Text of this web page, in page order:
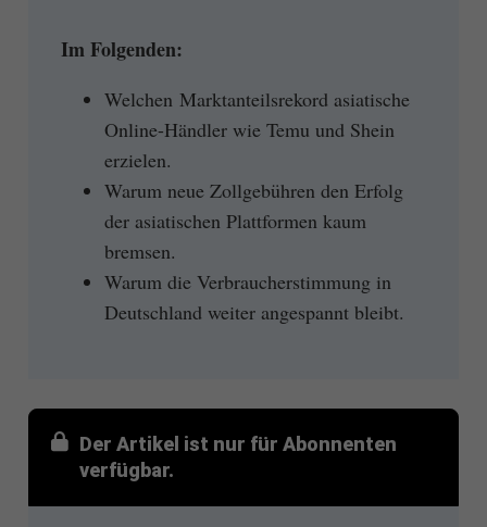
Im Folgenden:
Welchen Marktanteilsrekord asiatische
Online-Händler wie Temu und Shein
erzielen.
Warum neue Zollgebühren den Erfolg
der asiatischen Plattformen kaum
bremsen.
Warum die Verbraucherstimmung in
Deutschland weiter angespannt bleibt.
Der Artikel ist nur für Abonnenten
verfügbar.